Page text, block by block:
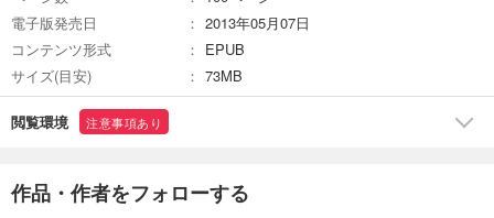
あらすじを表示する
週刊東洋経済 2026/2/21・2/28合併号
電子版発売日
2013年05月07日
コンテンツ形式
EPUB
サイズ(目安)
73MB
閲覧環境 注意事項あり
作品・作者をフォローする